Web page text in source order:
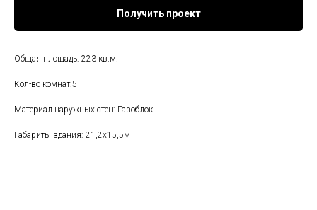
Получить проект
Общая площадь: 223 кв.м.
Кол-во комнат:5
Материал наружных стен: Газоблок
Габариты здания: 21,2х15,5м